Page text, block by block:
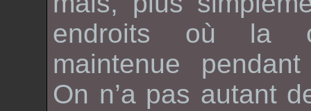
endroits où la
maintenue
On n’a pas autant